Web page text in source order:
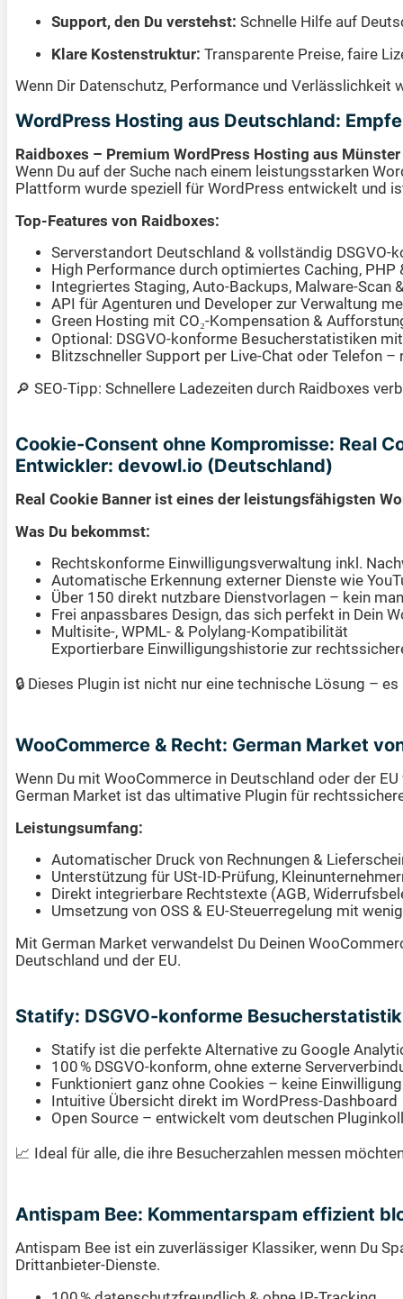
Support, den Du verstehst: Schnelle Hilfe auf
Klare Kostenstruktur: Transparente Preise, faire
Wenn Dir Datenschutz, Performance und
WordPress Hosting aus Deutschland:
Raidboxes – Premium WordPress Hosting aus Münster
Wenn Du auf der Suche nach einem leistungsstarken
Plattform wurde speziell für WordPress entwickelt und
Top-Features von Raidboxes:
Serverstandort Deutschland & vollständig DSGVO-
High Performance durch optimiertes Caching, PHP
Integriertes Staging, Auto-Backups, Malware-Scan
API für Agenturen und Developer zur Verwaltung
Green Hosting mit CO₂-Kompensation &
Optional: DSGVO-konforme Besucherstatistiken
Blitzschneller Support per Live-Chat oder Telefon –
🔎 SEO-Tipp: Schnellere Ladezeiten durch Raidboxes
Cookie-Consent ohne Kompromisse: Real
Entwickler: devowl.io (Deutschland)
Real Cookie Banner ist eines der leistungsfähigsten
Was Du bekommst:
Rechtskonforme Einwilligungsverwaltung inkl.
Automatische Erkennung externer Dienste wie
Über 150 direkt nutzbare Dienstvorlagen – kein
Frei anpassbares Design, das sich perfekt in Dein
Multisite-, WPML- & Polylang-Kompatibilität
Exportierbare Einwilligungshistorie zur
🔒 Dieses Plugin ist nicht nur eine technische Lösung –
WooCommerce & Recht: German Market
Wenn Du mit WooCommerce in Deutschland oder der
German Market ist das ultimative Plugin für
Leistungsumfang:
Automatischer Druck von Rechnungen &
Unterstützung für USt-ID-Prüfung,
Direkt integrierbare Rechtstexte (AGB,
Umsetzung von OSS & EU-Steuerregelung mit
Mit German Market verwandelst Du Deinen
Deutschland und der EU.
Statify: DSGVO-konforme
Statify ist die perfekte Alternative zu Google
100 % DSGVO-konform, ohne externe
Funktioniert ganz ohne Cookies – keine
Intuitive Übersicht direkt im WordPress-Dashboard
Open Source – entwickelt vom deutschen
📈 Ideal für alle, die ihre Besucherzahlen messen
Antispam Bee: Kommentarspam effizient
Antispam Bee ist ein zuverlässiger Klassiker, wenn Du
Drittanbieter-Dienste.